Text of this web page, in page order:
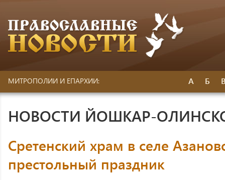
МИТРОПОЛИИ И ЕПАРХИИ: А Б
НОВОСТИ ЙОШКАР-
Сретенский храм в селе
престольный праздник